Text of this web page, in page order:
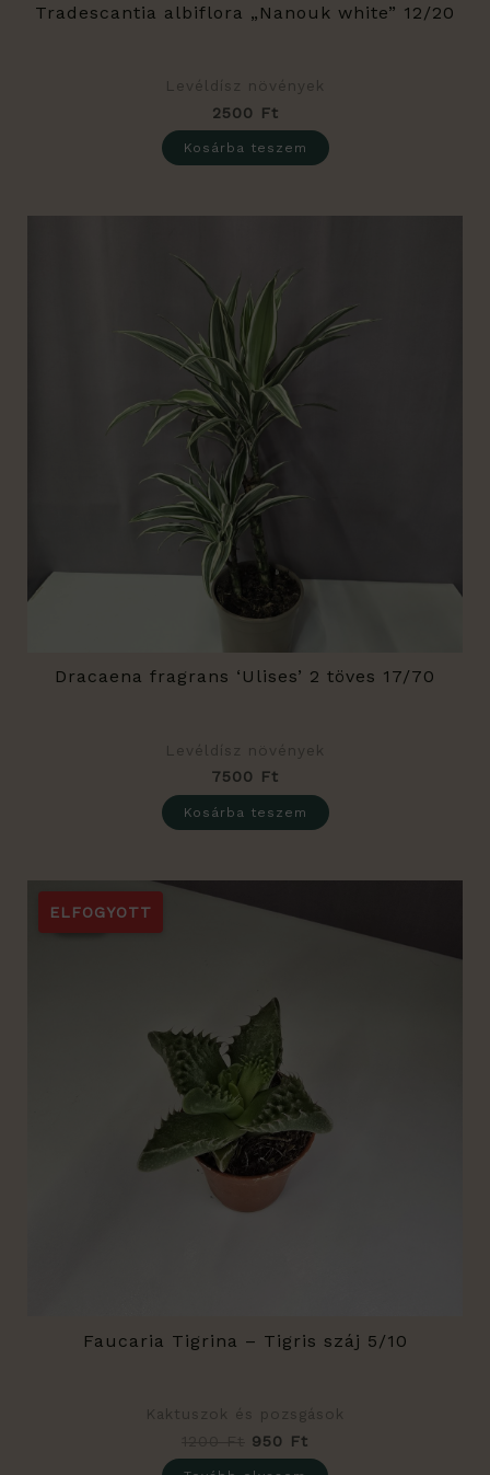
Tradescantia albiflora „Nanouk white” 12/20
Levéldísz növények
2500 Ft
Kosárba teszem
Dracaena fragrans ‘Ulises’ 2 töves 17/70
Levéldísz növények
7500 Ft
Kosárba teszem
Sale!
ELFOGYOTT
Sale!
Faucaria Tigrina – Tigris száj 5/10
Kaktuszok és pozsgások
price
950 Ft
is: